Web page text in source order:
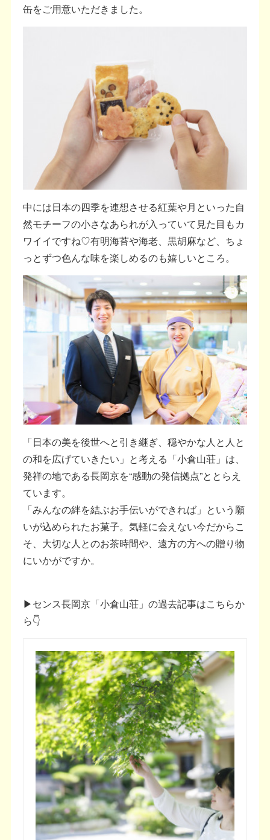
缶をご用意いただきました。
中には日本の四季を連想させる紅葉や月といった自
然モチーフの小さなあられが入っていて見た目もカ
ワイイですね♡有明海苔や海老、黒胡麻など、ちょ
っとずつ色んな味を楽しめるのも嬉しいところ。
「日本の美を後世へと引き継ぎ、穏やかな人と人と
の和を広げていきたい」と考える「小倉山荘」は、
発祥の地である長岡京を“感動の発信拠点”ととらえ
ています。
「みんなの絆を結ぶお手伝いができれば」という願
いが込められたお菓子。気軽に会えない今だからこ
そ、大切な人とのお茶時間や、遠方の方への贈り物
にいかがですか。
▶センス長岡京「小倉山荘」の過去記事はこちらか
ら👇